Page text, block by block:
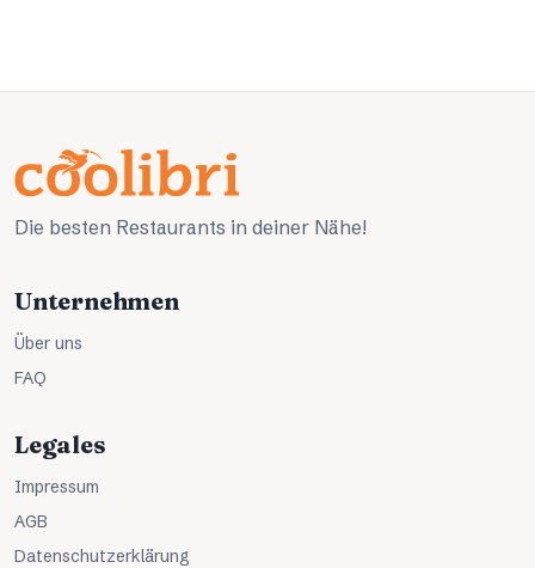
Die besten Restaurants in deiner Nähe!
Unternehmen
Über uns
FAQ
Legales
Impressum
AGB
Datenschutzerklärung